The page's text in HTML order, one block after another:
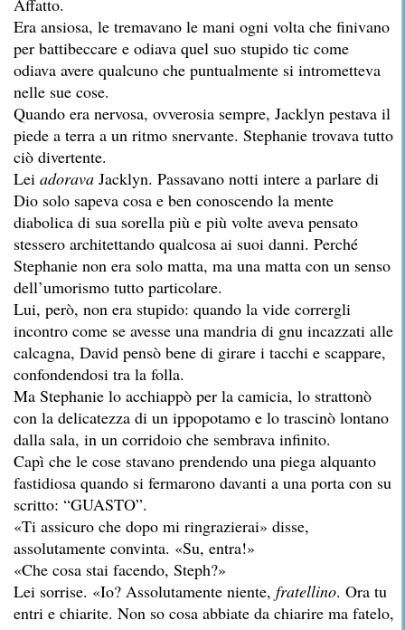
Affatto.
Era ansiosa, le tremavano le mani ogni volta che finivano
per battibeccare e odiava quel suo stupido tic come
odiava avere qualcuno che puntualmente si intrometteva
nelle sue cose.
Quando era nervosa, ovverosia sempre, Jacklyn pestava il
piede a terra a un ritmo snervante. Stephanie trovava tutto
ciò divertente.
Lei adorava Jacklyn. Passavano notti intere a parlare di
Dio solo sapeva cosa e ben conoscendo la mente
diabolica di sua sorella più e più volte aveva pensato
stessero architettando qualcosa ai suoi danni. Perché
Stephanie non era solo matta, ma una matta con un senso
dell’umorismo tutto particolare.
Lui, però, non era stupido: quando la vide corrergli
incontro come se avesse una mandria di gnu incazzati alle
calcagna, David pensò bene di girare i tacchi e scappare,
confondendosi tra la folla.
Ma Stephanie lo acchiappò per la camicia, lo strattonò
con la delicatezza di un ippopotamo e lo trascinò lontano
dalla sala, in un corridoio che sembrava infinito.
Capì che le cose stavano prendendo una piega alquanto
fastidiosa quando si fermarono davanti a una porta con su
scritto: “GUASTO”.
«Ti assicuro che dopo mi ringrazierai» disse,
assolutamente convinta. «Su, entra!»
«Che cosa stai facendo, Steph?»
Lei sorrise. «Io? Assolutamente niente, fratellino. Ora tu
entri e chiarite. Non so cosa abbiate da chiarire ma fatelo,